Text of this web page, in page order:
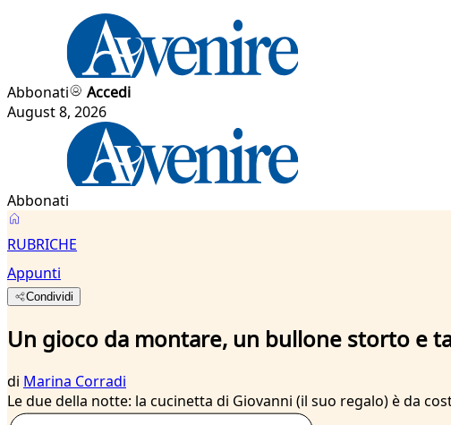
Abbonati
Accedi
August 8, 2026
Abbonati
RUBRICHE
Appunti
Condividi
Un gioco da montare, un bullone storto e
di Marina Corradi
Le due della notte: la cucinetta di Giovanni (il suo regalo) è da